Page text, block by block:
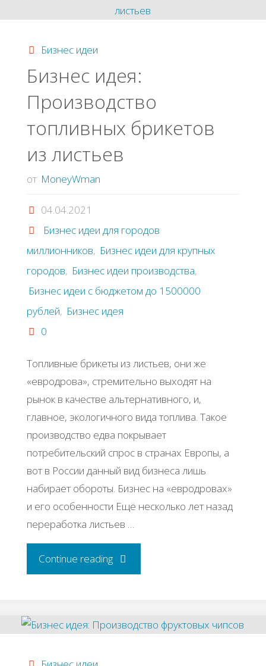
производство:
самых
бюджетных
идей"
Бизнес идеи
Бизнес идея:
Производство
топливных брикетов
из листьев
от MoneyWman
04.04.2021
Бизнес идеи для городов
миллионников, Бизнес идеи для крупных
городов, Бизнес идеи производства,
Бизнес идеи с бюджетом до 1500000
рублей, Бизнес идея
0
Топливные брикеты из листьев, они же
«евродрова», стремительно выходят на
рынок в качестве альтернативного, и,
главное, экологичного вида топлива. Такое
производство едва покрывает
потребительский спрос в странах Европы, а
вот в России данный вид бизнеса лишь
набирает обороты. Бизнес на «евродровах»
и его особенности Ещё несколько лет назад
переработка листьев …
Continue reading"Бизнес
Производство